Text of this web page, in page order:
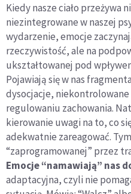
Kiedy nasze ciało przeżywa
niezintegrowane w naszej
wydarzenie, emocje
rzeczywistość, ale na
ukształtowanej pod
Pojawiają się w nas
dysocjacje,
regulowaniu zachowania.
kierowanie uwagi na to, co
adekwatnie zareagować.
“zaprogramowanej” przez
Emocje “namawiają” nas
adaptacyjna, czyli nie